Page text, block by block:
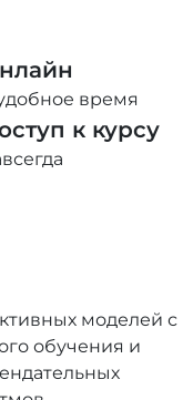
время
к курсу
моделей с
обучения и